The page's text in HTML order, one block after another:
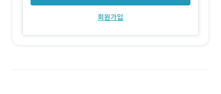
회원가입